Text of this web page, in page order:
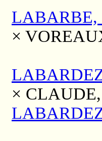
LABARBE,
×
× CLAUDE,